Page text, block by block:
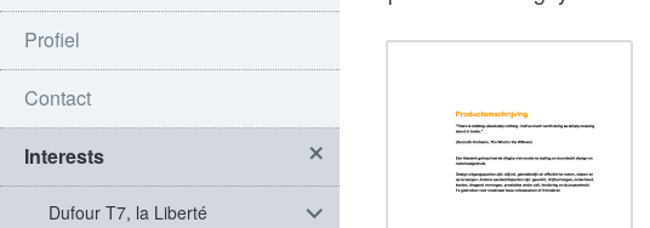
Profiel
Contact
Interests
expand
menu
Dufour T7, la Liberté